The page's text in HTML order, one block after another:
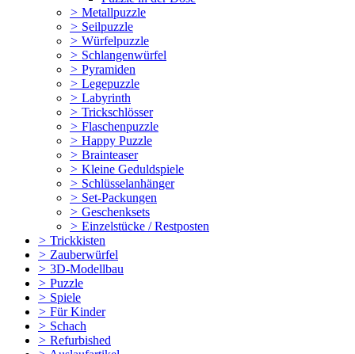
> Metallpuzzle
> Seilpuzzle
> Würfelpuzzle
> Schlangenwürfel
> Pyramiden
> Legepuzzle
> Labyrinth
> Trickschlösser
> Flaschenpuzzle
> Happy Puzzle
> Brainteaser
> Kleine Geduldspiele
> Schlüsselanhänger
> Set-Packungen
> Geschenksets
> Einzelstücke / Restposten
> Trickkisten
> Zauberwürfel
> 3D-Modellbau
> Puzzle
> Spiele
> Für Kinder
> Schach
> Refurbished